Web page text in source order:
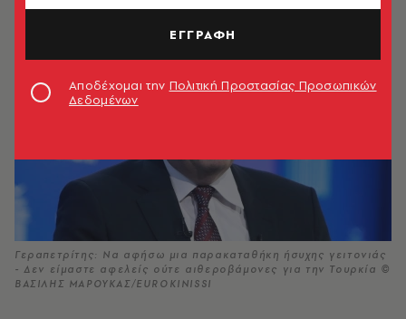
Γεραπετρίτης: Να αφήσω μια παρακαταθήκη ήσυχης γειτονιάς
- Δεν είμαστε αφελείς ούτε αιθεροβάμονες για την Τουρκία ©
ΒΑΣΙΛΗΣ ΜΑΡΟΥΚΑΣ/EUROKINISSI
ΕΓΓΡΑΦΗ
Αποδέχομαι την Πολιτική Προστασίας Προσωπικών
Δεδομένων